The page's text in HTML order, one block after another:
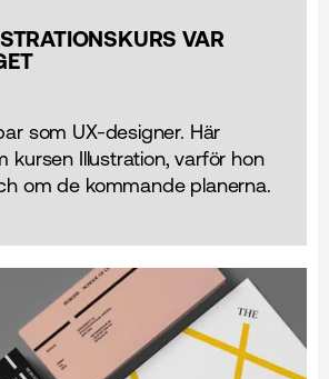
VAR
som UX-designer. Här
kursen Illustration, varför hon
om de kommande planerna.